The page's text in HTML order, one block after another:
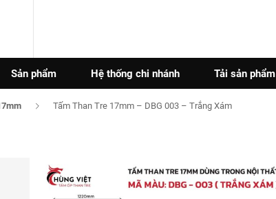
Sản phẩm Hệ thống chi nhánh Tải sản phẩm
Tấm Than Tre 17mm – DBG 003 – Trắng Xám